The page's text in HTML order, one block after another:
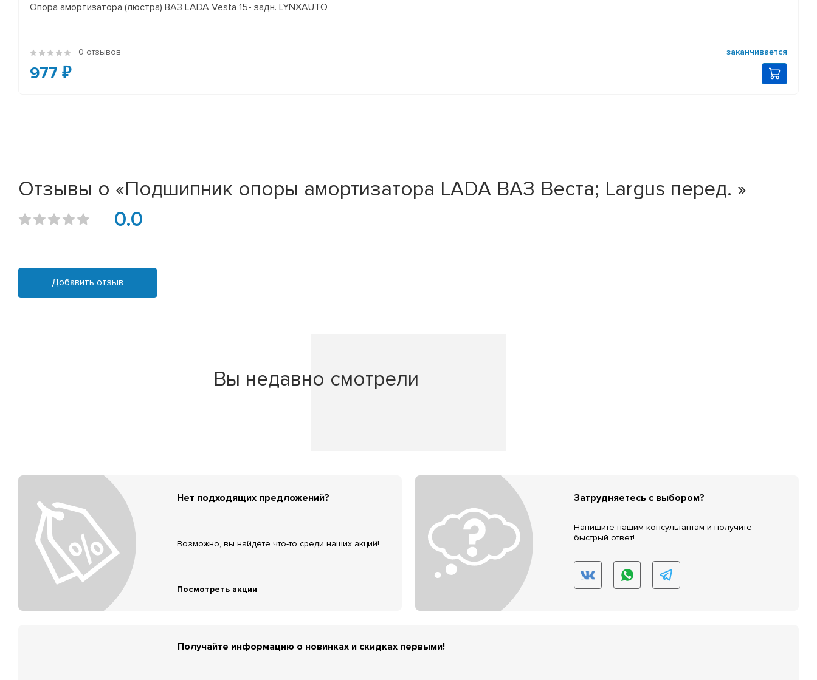
Опора амортизатора (люстра) ВАЗ LADA Vesta 15- задн. LYNXAUTO
0 отзывов заканчивается
977 ₽
Отзывы о «Подшипник опоры амортизатора LADA ВАЗ Веста; Largus перед. »
0.0
Добавить отзыв
Вы недавно смотрели
Нет подходящих предложений?
Возможно, вы найдёте что-то среди наших акций!
Посмотреть акции
Затрудняетесь с выбором?
Напишите нашим консультантам и получите
быстрый ответ!
Получайте информацию о новинках и скидках первыми!